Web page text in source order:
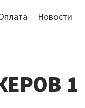
Новости
1